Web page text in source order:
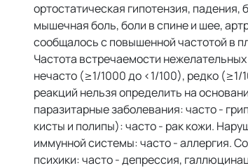
ортостатическая гипотензия, падения,
мышечная боль, боли в спине и шее,
сообщалось с повышенной частотой в
Частота встречаемости
нечасто (≥1/1000 до <1/100), редко (≥1/
реакций нельзя определить на
паразитарные заболевания: часто -
кисты и полипы): часто - рак кожи.
иммунной системы: часто - аллергия.
психики: часто - депрессия,